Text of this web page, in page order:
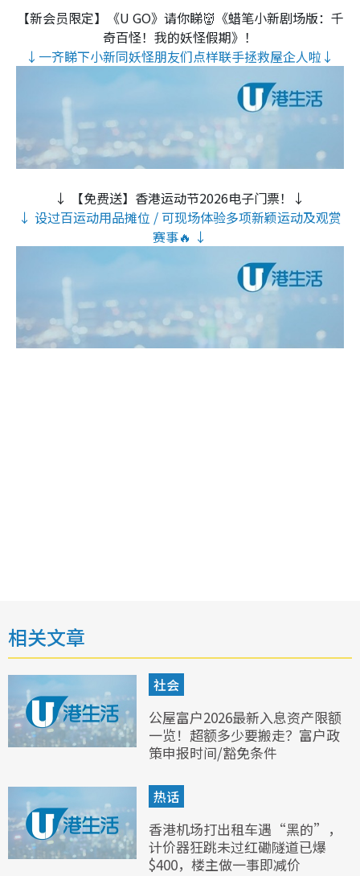
【新会员限定】《U GO》请你睇👹《蜡笔小新剧场版：千
奇百怪！我的妖怪假期》！
↓一齐睇下小新同妖怪朋友们点样联手拯救屋企人啦↓
↓ 【免费送】香港运动节2026电子门票！↓
↓ 设过百运动用品摊位 / 可现场体验多项新颖运动及观赏
赛事🔥 ↓
相关文章
社会
公屋富户2026最新入息资产限额
一览！超额多少要搬走？富户政
策申报时间/豁免条件
热话
香港机场打出租车遇“黑的”，
计价器狂跳未过红磡隧道已爆
$400，楼主做一事即减价